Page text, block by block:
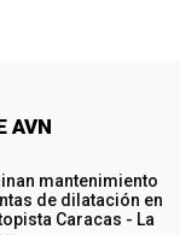
AVN
mantenimiento
de dilatación en
Caracas - La